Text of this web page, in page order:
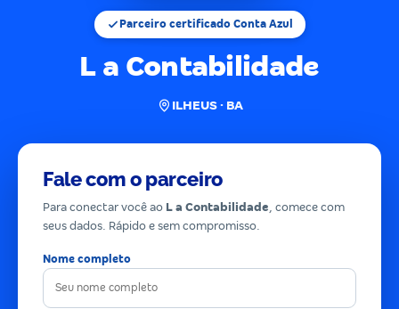
Parceiro certificado Conta Azul
L a Contabilidade
ILHEUS · BA
Fale com o parceiro
Para conectar você ao L a Contabilidade, comece com
seus dados. Rápido e sem compromisso.
Nome completo